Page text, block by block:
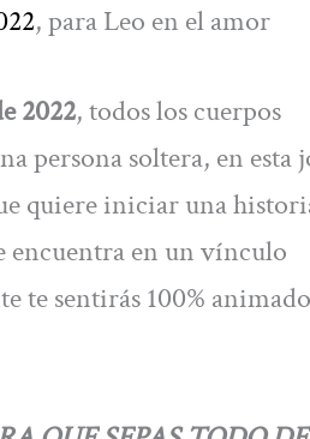
, para Leo en el amor
2022, todos los cuerpos
persona soltera, en esta
quiere iniciar una
encuentra en un vínculo
te sentirás 100%